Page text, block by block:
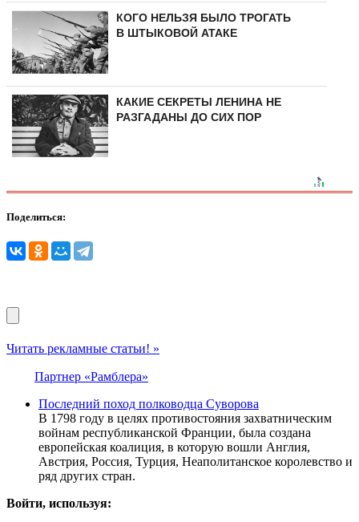
КОГО НЕЛЬЗЯ БЫЛО ТРОГАТЬ
В ШТЫКОВОЙ АТАКЕ
КАКИЕ СЕКРЕТЫ ЛЕНИНА НЕ
РАЗГАДАНЫ ДО СИХ ПОР
Поделиться:
Читать рекламные статьи! »
Партнер «Рамблера»
Последний поход полководца Суворова
В 1798 году в целях противостояния захватническим
войнам республиканской Франции, была создана
европейская коалиция, в которую вошли Англия,
Австрия, Россия, Турция, Неаполитанское королевство и
ряд других стран.
Войти, используя: